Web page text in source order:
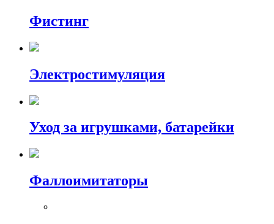
Фистинг
Электростимуляция
Уход за игрушками, батарейки
Фаллоимитаторы